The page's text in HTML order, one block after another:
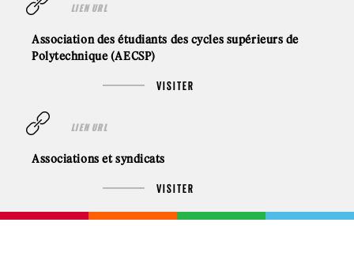
LIEN URL
Association des étudiants des cycles supérieurs de
Polytechnique (AECSP)
VISITER
LIEN URL
Associations et syndicats
VISITER